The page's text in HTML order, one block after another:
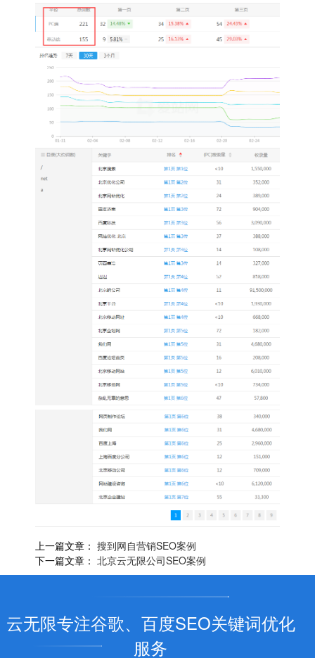
上一篇文章： 搜到网自营销SEO案例
下一篇文章： 北京云无限公司SEO案例
云无限专注谷歌、百度SEO关键词优化
服务